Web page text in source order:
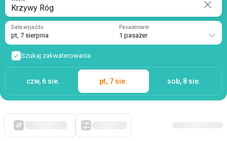
pt, 7 sierpnia
Szukaj zakwaterowania